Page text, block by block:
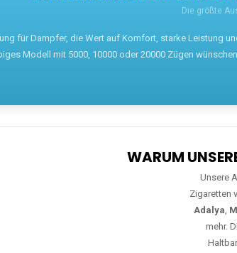
Die größte
für Dampfer, die Wert auf Komfort, starke Leistung
Modell mit 5000, 10000 oder 20000 Zügen
WARUM
Unsere
Zigaretten
Adalya,
mehr.